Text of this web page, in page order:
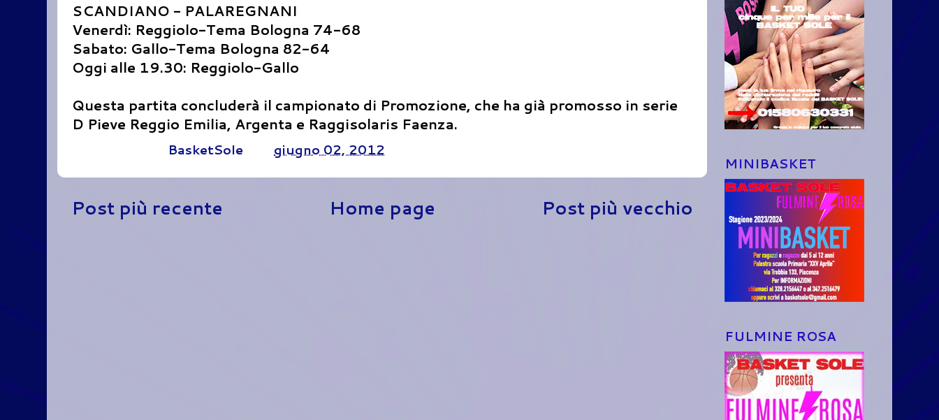
SCANDIANO - PALAREGNANI
Venerdì: Reggiolo-Tema Bologna 74-68
Sabato: Gallo-Tema Bologna 82-64
Oggi alle 19.30: Reggiolo-Gallo
Questa partita concluderà il campionato di Promozione, che ha già promosso in serie
D Pieve Reggio Emilia, Argenta e Raggisolaris Faenza.
BasketSole giugno 02, 2012
Post più recente Post più vecchio
Home page
MINIBASKET
FULMINE ROSA